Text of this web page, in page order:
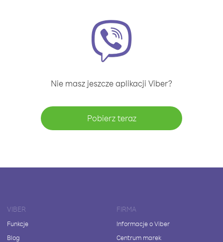
Nie masz jeszcze aplikacji Viber?
Pobierz teraz
VIBER
Funkcje
Blog
FIRMA
Informacje o Viber
Centrum marek